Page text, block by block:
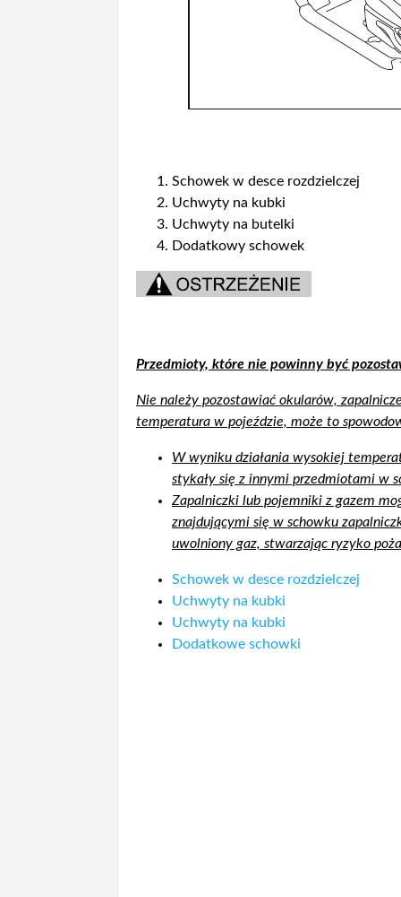
Schowek w desce rozdzielczej
Uchwyty na kubki
Uchwyty na butelki
Dodatkowy schowek
Przedmioty, które nie powinny być
Nie należy pozostawiać okularów,
temperatura w pojeździe, może to
W wyniku działania wysokiej
stykały się z innymi przedmiotami w
Zapalniczki lub pojemniki z gazem
znajdującymi się w schowku
uwolniony gaz, stwarzając ryzyko
Schowek w desce rozdzielczej
Uchwyty na kubki
Uchwyty na kubki
Dodatkowe schowki